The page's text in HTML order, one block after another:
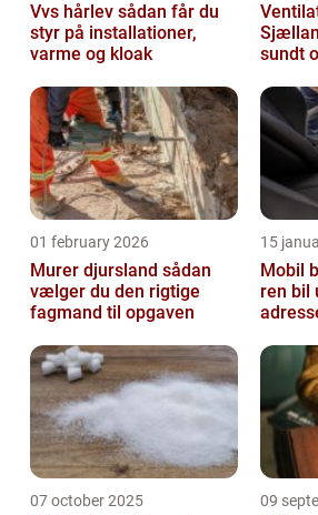
Vvs hårlev sådan får du
styr på installationer,
varme og kloak
sundt
01 february 2026
Murer djursland sådan
vælger du den rigtige
fagmand til opgaven
15
Mobil
ren bil
07 october 2025 09